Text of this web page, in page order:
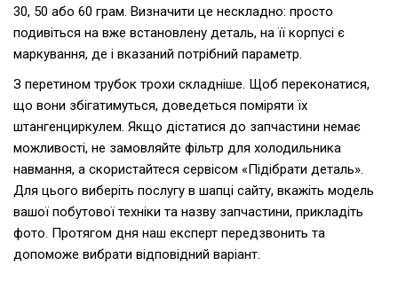
30, 50 або 60 грам. Визначити це нескладно: просто
подивіться на вже встановлену деталь, на її корпусі є
маркування, де і вказаний потрібний параметр.
З перетином трубок трохи складніше. Щоб переконатися,
що вони збігатимуться, доведеться поміряти їх
штангенциркулем. Якщо дістатися до запчастини немає
можливості, не замовляйте фільтр для холодильника
навмання, а скористайтеся сервісом «Підібрати деталь».
Для цього виберіть послугу в шапці сайту, вкажіть модель
вашої побутової техніки та назву запчастини, прикладіть
фото. Протягом дня наш експерт передзвонить та
допоможе вибрати відповідний варіант.